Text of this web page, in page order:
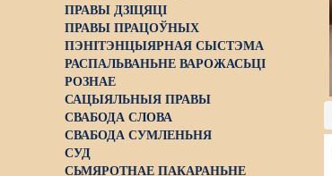
ПРАВЫ ДЗІЦЯЦІ
ПРАВЫ ПРАЦОЎНЫХ
ПЭНІТЭНЦЫЯРНАЯ СЫСТЭМА
РАСПАЛЬВАНЬНЕ ВАРОЖАСЬЦІ
РОЗНАЕ
САЦЫЯЛЬНЫЯ ПРАВЫ
СВАБОДА СЛОВА
СВАБОДА СУМЛЕНЬНЯ
СУД
СЬМЯРОТНАЕ ПАКАРАНЬНЕ